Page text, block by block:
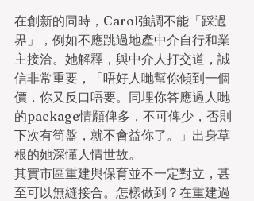
在創新的同時，Carol強調不能「踩過
界」，例如不應跳過地產中介自行和業
主接洽。她解釋，與中介人打交道，誠
信非常重要，「唔好人哋幫你傾到一個
價，你又反口唔要。同埋你答應過人哋
的package情願俾多，不可俾少，否則
下次有筍盤，就不會益你了。」出身草
根的她深懂人情世故。
其實市區重建與保育並不一定對立，甚
至可以無縫接合。怎樣做到？在重建過